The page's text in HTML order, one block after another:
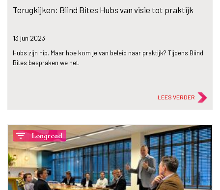
Terugkijken: Biind Bites Hubs van visie tot praktijk
13 jun 2023
Hubs zijn hip. Maar hoe kom je van beleid naar praktijk? Tijdens Biind
Bites bespraken we het.
LEES VERDER
filter_list Longread